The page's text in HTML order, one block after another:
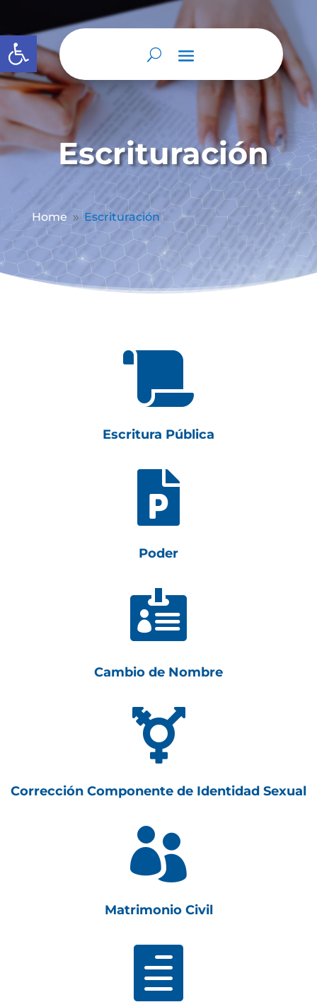
Abrir barra de herramientas
Escrituración
Home 9 Escrituración

Escritura Pública

Poder

Cambio de Nombre

Corrección Componente de Identidad Sexual

Matrimonio Civil
